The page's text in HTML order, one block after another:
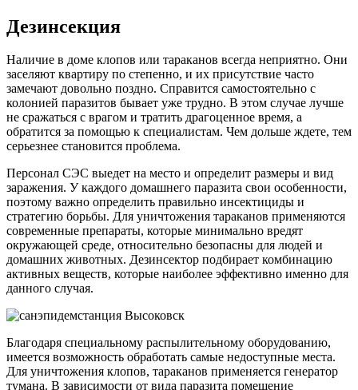
Дезинсекция
Наличие в доме клопов или тараканов всегда неприятно. Они
заселяют квартиру по степенно, и их присутствие часто
замечают довольно поздно. Справится самостоятельно с
колонией паразитов бывает уже трудно. В этом случае лучше
не сражаться с врагом и тратить драгоценное время, а
обратится за помощью к специалистам. Чем дольше ждете, тем
серьезнее становится проблема.
Персонал СЭС выедет на место и определит размеры и вид
заражения. У каждого домашнего паразита свои особенности,
поэтому важно определить правильно инсектициды и
стратегию борьбы. Для уничтожения тараканов применяются
современные препараты, которые минимально вредят
окружающей среде, относительно безопасны для людей и
домашних животных. Дезинсектор подбирает комбинацию
активных веществ, которые наиболее эффективно именно для
данного случая.
Благодаря специальному распылительному оборудованию,
имеется возможность обработать самые недоступные места.
Для уничтожения клопов, тараканов применяется генератор
тумана. В зависимости от вида паразита помещение